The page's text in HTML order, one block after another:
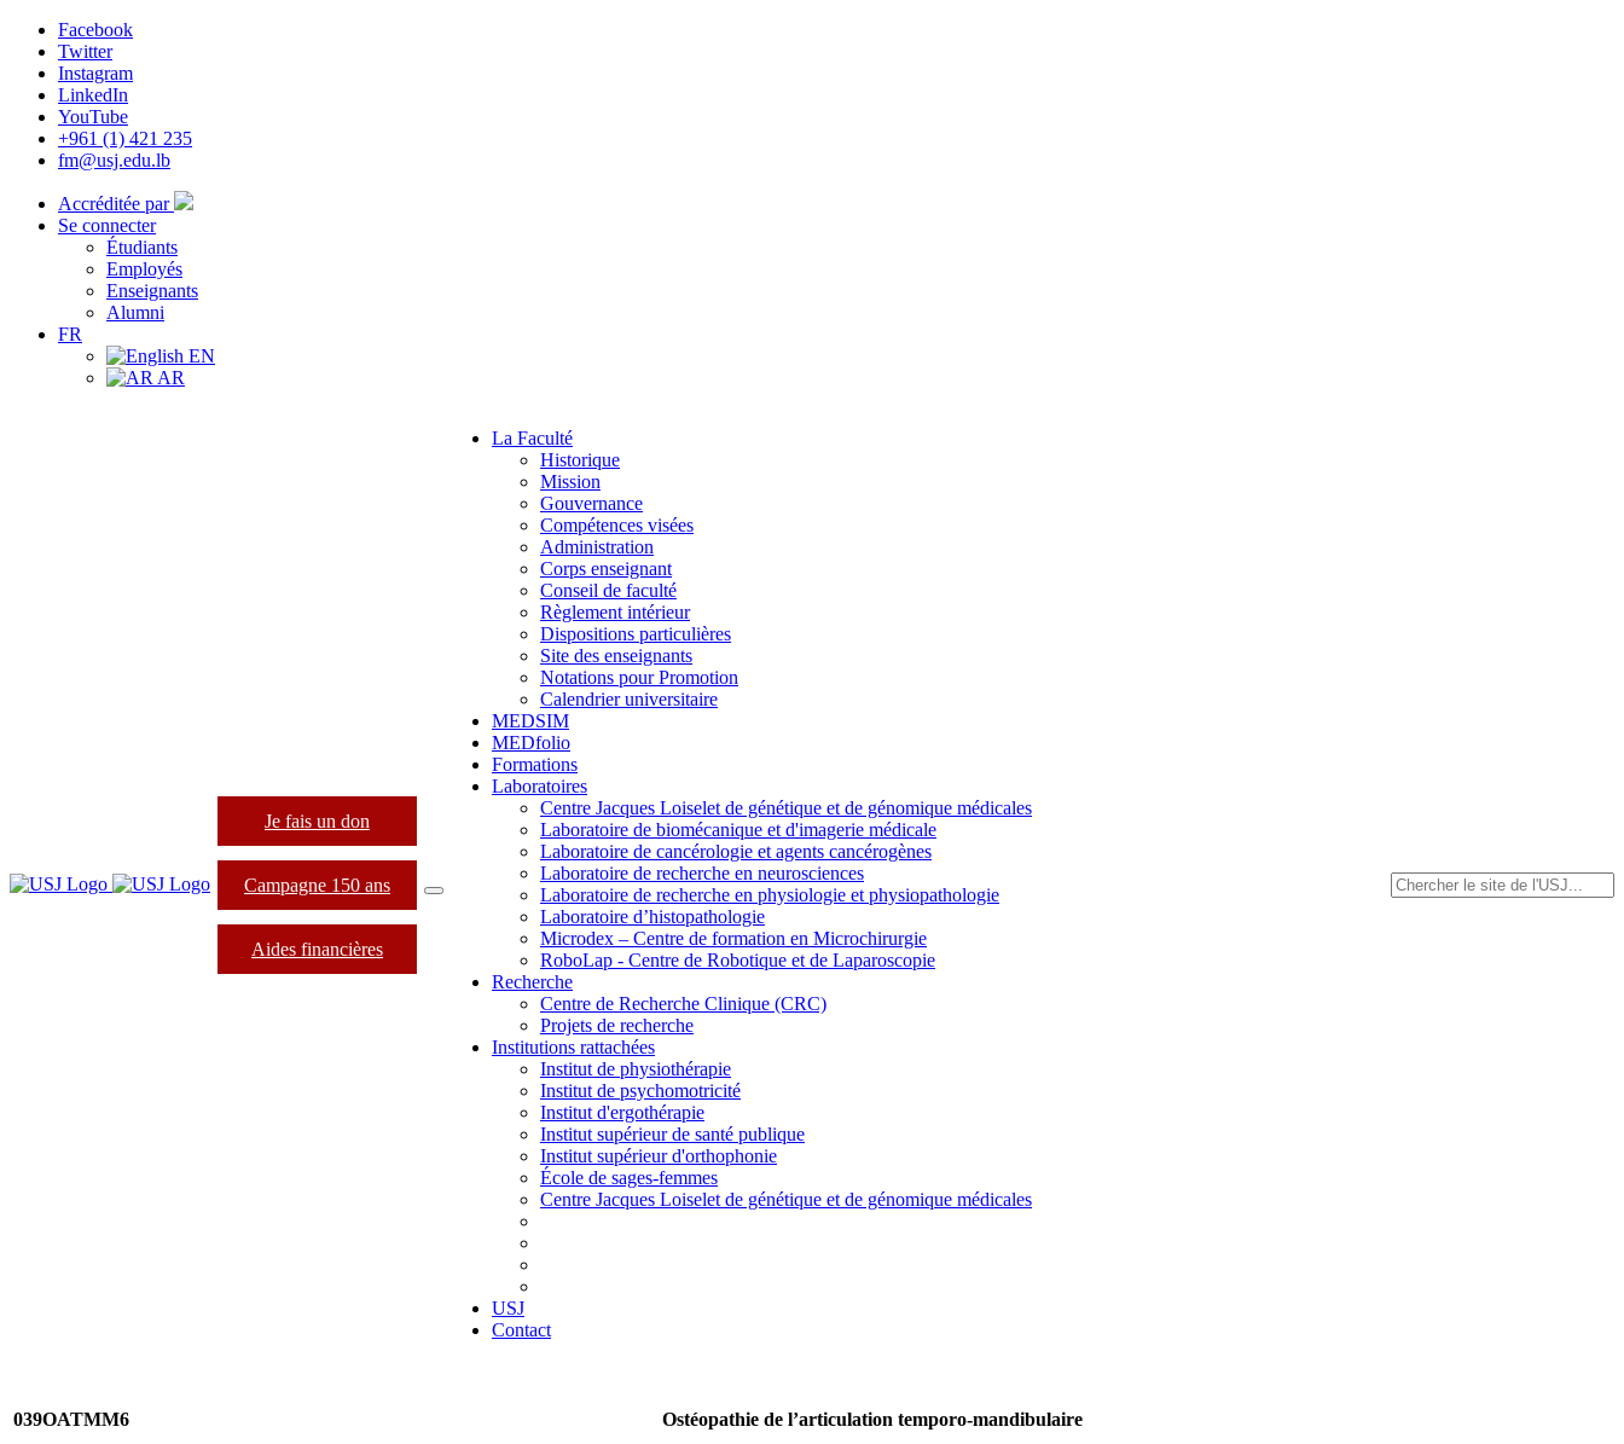
Facebook
Twitter
Instagram
LinkedIn
YouTube
+961 (1) 421 235
fm@usj.edu.lb
Accréditée par
Se connecter
Étudiants
Employés
Enseignants
Alumni
FR
EN
AR
Je fais un don
Campagne 150 ans
Aides financières
La Faculté
Historique
Mission
Gouvernance
Compétences visées
Administration
Corps enseignant
Conseil de faculté
Règlement intérieur
Dispositions particulières
Site des enseignants
Notations pour Promotion
Calendrier universitaire
MEDSIM
MEDfolio
Formations
Laboratoires
Centre Jacques Loiselet de génétique et de génomique médicales
Laboratoire de biomécanique et d'imagerie médicale
Laboratoire de cancérologie et agents cancérogènes
Laboratoire de recherche en neurosciences
Laboratoire de recherche en physiologie et physiopathologie
Laboratoire d’histopathologie
Microdex – Centre de formation en Microchirurgie
RoboLap - Centre de Robotique et de Laparoscopie
Recherche
Centre de Recherche Clinique (CRC)
Projets de recherche
Institutions rattachées
Institut de physiothérapie
Institut de psychomotricité
Institut d'ergothérapie
Institut supérieur de santé publique
Institut supérieur d'orthophonie
École de sages-femmes
Centre Jacques Loiselet de génétique et de génomique médicales
USJ
Contact
039OATMM6 Ostéopathie de l’articulation temporo-mandibulaire